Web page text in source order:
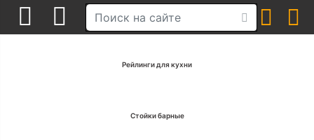
Рейлинги для кухни
Стойки барные